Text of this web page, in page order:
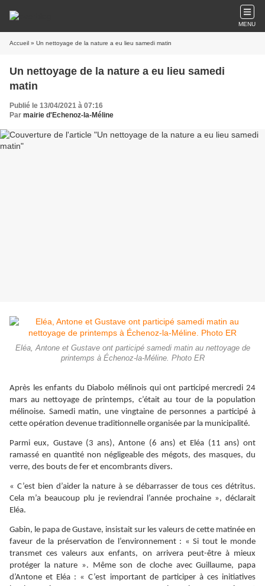
MENU
Accueil » Un nettoyage de la nature a eu lieu samedi matin
Un nettoyage de la nature a eu lieu samedi
matin
Publié le 13/04/2021 à 07:16
Par mairie d'Echenoz-la-Méline
Eléa, Antone et Gustave ont participé samedi matin au nettoyage de
printemps à Échenoz-la-Méline. Photo ER
Après les enfants du Diabolo mélinois qui ont participé mercredi 24
mars au nettoyage de printemps, c’était au tour de la population
mélinoise. Samedi matin, une vingtaine de personnes a participé à
cette opération devenue traditionnelle organisée par la municipalité.
Parmi eux, Gustave (3 ans), Antone (6 ans) et Eléa (11 ans) ont
ramassé en quantité non négligeable des mégots, des masques, du
verre, des bouts de fer et encombrants divers.
« C’est bien d’aider la nature à se débarrasser de tous ces détritus.
Cela m’a beaucoup plu je reviendrai l’année prochaine », déclarait
Eléa.
Gabin, le papa de Gustave, insistait sur les valeurs de cette matinée en
faveur de la préservation de l’environnement : « Si tout le monde
transmet ces valeurs aux enfants, on arrivera peut-être à mieux
protéger la nature ». Même son de cloche avec Guillaume, papa
d’Antone et Eléa : « C’est important de participer à ces initiatives